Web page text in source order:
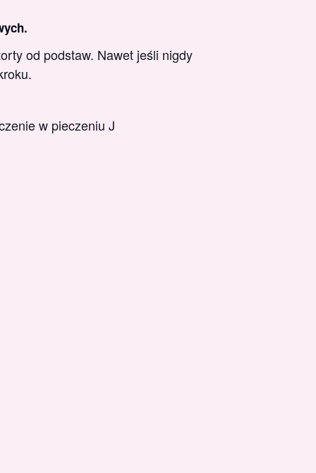
od podstaw. Nawet jeśli nigdy
w pieczeniu J